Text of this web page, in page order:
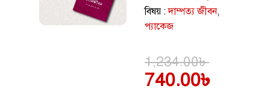
বিষয় :দাম্পত্য জীবন,
প্যাকেজ
1,234.00৳
740.00৳